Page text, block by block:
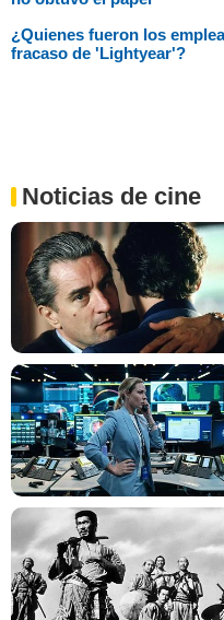
¿Quienes fueron los
fracaso de 'Lightyear'?
Noticias de cine